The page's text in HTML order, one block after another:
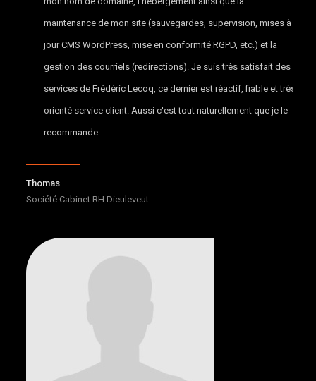
maintenance de mon site (sauvegardes, supervision, mises à
jour CMS WordPress, mise en conformité RGPD, etc.) et la
gestion des courriels (redirections). Je suis très satisfait des
services de Frédéric Lecoq, ce dernier est réactif, fiable et très
orienté service client. Aussi c'est tout naturellement que je le
recommande.
Thomas
Société Cabinet RH Dieuleveut